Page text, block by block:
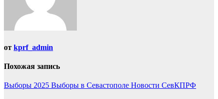
от kprf_admin
Похожая запись
Выборы 2025 Выборы в Севастополе Новости СевКПРФ